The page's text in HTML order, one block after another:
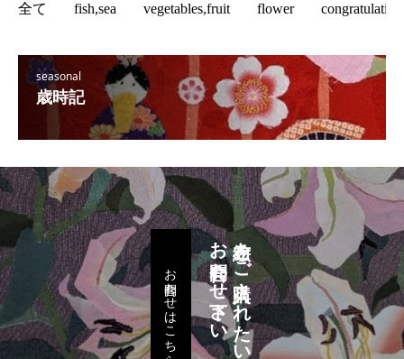
全て fish,sea vegetables,fruit flower congratulation
seasonal
歳時記
布絵をご購入されたい方は
お問合わせ下さい
お問合わせはこちら